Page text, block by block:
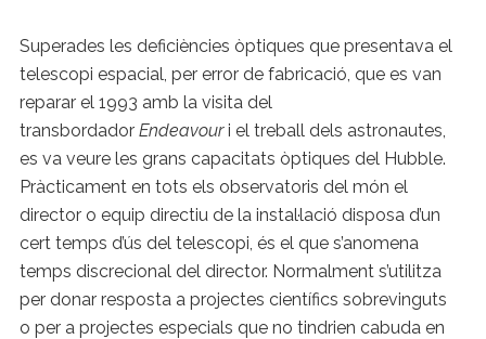
Superades les deficiències òptiques que presentava el
telescopi espacial, per error de fabricació, que es van
reparar el 1993 amb la visita del
transbordador Endeavouri el treball dels astronautes,
es va veure les grans capacitats òptiques del Hubble.
Pràcticament en tots els observatoris del món el
director o equip directiu de la instal·lació disposa d’un
cert temps d’ús del telescopi, és el que s’anomena
temps discrecional del director. Normalment s’utilitza
per donar resposta a projectes científics sobrevinguts
o per a projectes especials que no tindrien cabuda en